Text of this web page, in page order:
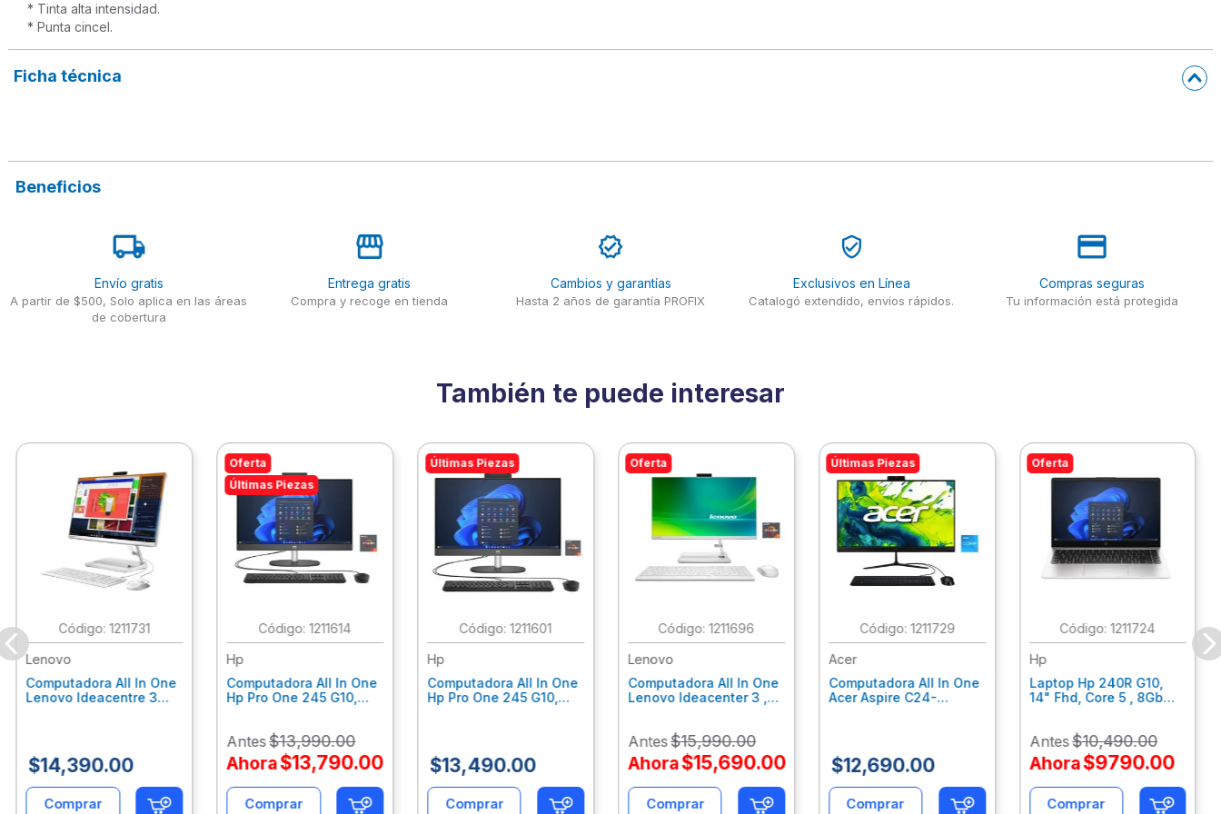
* Tinta alta intensidad.
* Punta cincel.
Ficha técnica
Beneficios
Envío gratis
A partir de $500, Solo aplica en las áreas
de cobertura
Entrega gratis
Compra y recoge en tienda
Cambios y garantías
Hasta 2 años de garantía PROFIX
Exclusivos en Línea
Catalogó extendido, envíos rápidos.
Compras seguras
Tu información está protegida
También te puede interesar
:1211731
Lenovo
Computadora All In One
Lenovo Ideacentre 3
F0G1014Ald
$14,390.00
Comprar
Oferta
Últimas Piezas
:1211614
Hp
Computadora All In One
Hp Pro One 245 G10,
Fhd, Win11Home
9P7K6La
Antes$13,990.00
Ahora$13,790.00
Comprar
Últimas Piezas
:1211601
Hp
Computadora All In One
Hp Pro One 245 G10,
9P7K5La
$13,490.00
Comprar
Oferta
:1211696
Lenovo
Computadora All In One
Lenovo Ideacenter 3 ,
Fhd, Win11 Home
F0G1014Nld
Antes$15,990.00
Ahora$15,690.00
Comprar
Últimas Piezas
: 1211729
Acer
Computadora All In One
Acer Aspire C24-
Dq.Bmjal.002
$12,690.00
Comprar
Oferta
:1211724
Hp
Laptop Hp 240R G10,
14" Fhd, Core 5 , 8Gb
Antes$10,490.00
Ahora$9790.00
Comprar